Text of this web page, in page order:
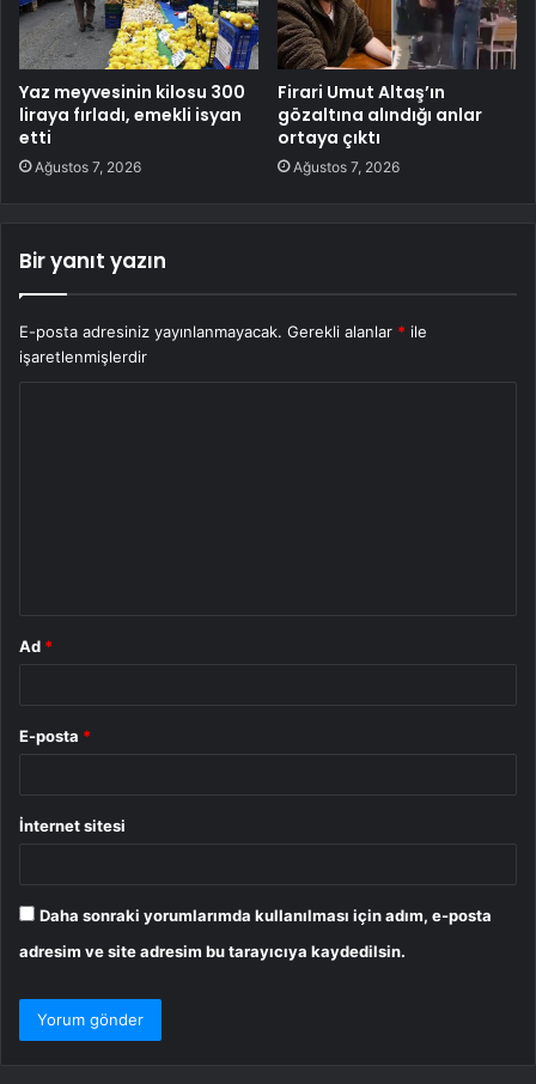
Yaz meyvesinin kilosu 300
liraya fırladı, emekli isyan
etti
Ağustos 7, 2026
Firari Umut Altaş’ın
gözaltına alındığı anlar
ortaya çıktı
Ağustos 7, 2026
Bir yanıt yazın
E-posta adresiniz yayınlanmayacak. Gerekli alanlar * ile
işaretlenmişlerdir
Ad *
E-posta *
İnternet sitesi
Daha sonraki yorumlarımda kullanılması için adım, e-posta
adresim ve site adresim bu tarayıcıya kaydedilsin.